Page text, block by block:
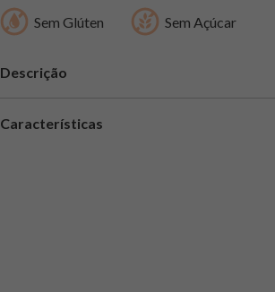
Sem Glúten Sem Açúcar
Descrição
Características